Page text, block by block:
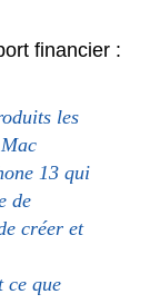
financier :
les
13 qui
de
créer et
ce que